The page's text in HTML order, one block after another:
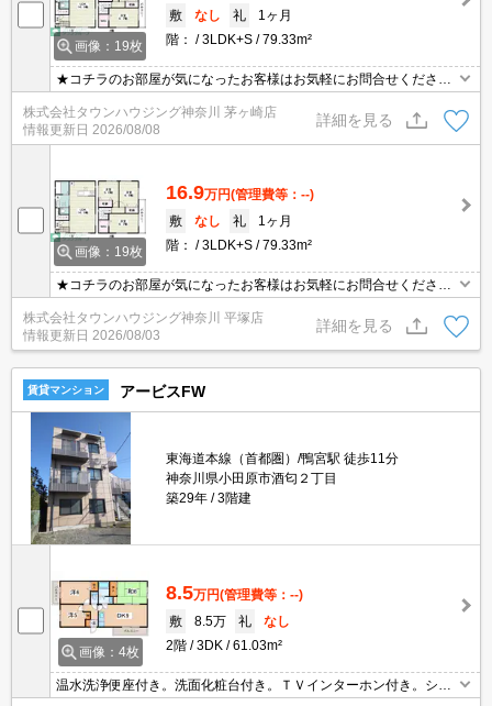
画像：19枚
敷
なし 礼
1ヶ月
階：
3LDK+S 79.33m²
★コチラのお部屋が気になったお客様はお気軽にお問合せください
ませ★専門スタッフが詳細情報をご案内させていただきます！もち
ろん、他の物件もまとめてご紹介可能です！
株式会社タウンハウジング神奈川 茅ヶ崎店
情報更新日 2026/08/08
詳細を見る
画像：19枚
16.9万円(管理費等：--)
敷
なし 礼
1ヶ月
階：
3LDK+S 79.33m²
★コチラのお部屋が気になったお客様はお気軽にお問合せください
ませ★専門スタッフが詳細情報をご案内させていただきます！もち
ろん、他の物件もまとめてご紹介可能です！
株式会社タウンハウジング神奈川 平塚店
情報更新日 2026/08/03
詳細を見る
賃貸マンション アービスFW
東海道本線（首都圏）/鴨宮駅 徒歩11分
神奈川県小田原市酒匂２丁目
築29年
3階建
画像：4枚
8.5万円(管理費等：--)
敷
8.5万 礼
なし
2階
3DK 61.03m²
温水洗浄便座付き。洗面化粧台付き。ＴＶインターホン付き。シュ
ーズボックス付き。2口ガスコンロ設置可。室内に洗濯機置場あ